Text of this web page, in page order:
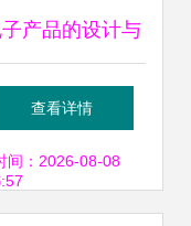
产品的设计与
术开发 这是完成
方案的必要技
查看详情
间：2026-08-08